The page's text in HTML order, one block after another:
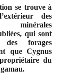
se trouve à
des
minérales
qui sont
des forages
que Cygnus
du